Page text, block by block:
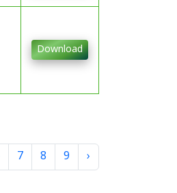
Download
7 8 9 ›